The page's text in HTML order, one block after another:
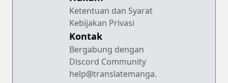
Ketentuan dan Syarat
Kebijakan Privasi
Kontak
Bergabung dengan
Discord Community
help@translatemanga.